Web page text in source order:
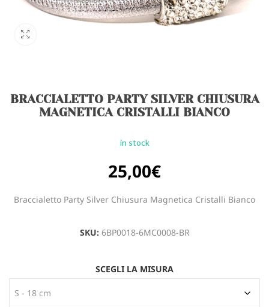
BRACCIALETTO PARTY SILVER CHIUSURA
MAGNETICA CRISTALLI BIANCO
in stock
25,00€
Braccialetto Party Silver Chiusura Magnetica Cristalli Bianco
SKU: 6BP0018-6MC0008-BR
SCEGLI LA MISURA